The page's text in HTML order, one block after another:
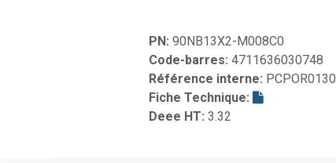
PN: 90NB13X2-M008C0
Code-barres: 4711636030748
Référence interne: PCPOR0130
Fiche Technique:
Deee HT: 3.32